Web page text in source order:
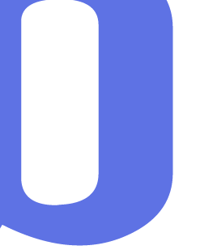
uygulanan işlemin kendisiyle
ulusal etiket kullanmak yerine,
kira ve personel giderleridir.
kullanıcının seçimine göre anlık
ortalama mı?" sorusuna da cevap